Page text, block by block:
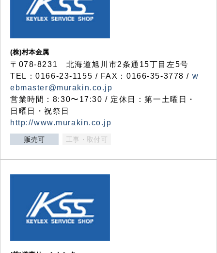
(株)村本金属
〒078-8231 北海道旭川市2条通15丁目左5号
TEL：0166-23-1155 / FAX：0166-35-3778 / w
ebmaster@murakin.co.jp
営業時間：8:30〜17:30 / 定休日：第一土曜日・
日曜日・祝祭日
http://www.murakin.co.jp
販売可 工事・取付可